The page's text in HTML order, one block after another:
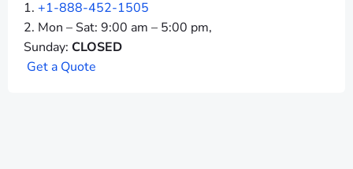
+1-888-452-1505
Mon – Sat: 9:00 am – 5:00 pm,
Sunday: CLOSED
Geta Quote